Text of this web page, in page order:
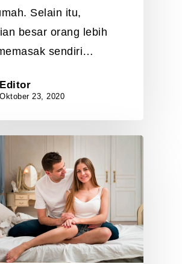
Selain itu,
besar orang lebih
sendiri…
Editor
Oktober 23, 2020